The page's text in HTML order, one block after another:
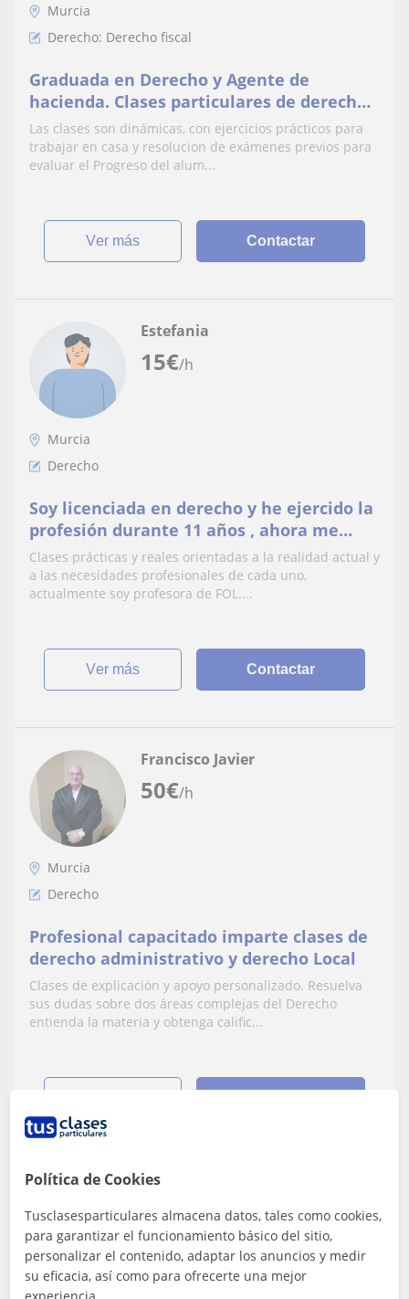
Murcia
Derecho: Derecho fiscal
Graduada en Derecho y Agente de
hacienda. Clases particulares de derecho
de todas las ramas. También claseD para
opositores
Las clases son dinámicas, con ejercicios prácticos para
trabajar en casa y resolucion de exámenes previos para
evaluar el Progreso del alum...
ver más Contactar
15€/h
Estefania
Murcia
Derecho
Soy licenciada en derecho y he ejercido la
profesión durante 11 años , ahora me
dedico a la docencia
Clases prácticas y reales orientadas a la realidad actual y
a las necesidades profesionales de cada uno,
actualmente soy profesora de FOL....
ver más Contactar
50€/h
Francisco Javier
Murcia
Derecho
Profesional capacitado imparte clases de
derecho administrativo y derecho Local
Clases de explicación y apoyo personalizado. Resuelva
sus dudas sobre dos áreas complejas del Derecho
entienda la materia y obtenga calific...
15€/h 1ª clase gratis
Carmen
★ 5,0 (1 valoraciones)
Política de Cookies
Tusclasesparticulares almacena datos, tales como cookies,
para garantizar el funcionamiento básico del sitio,
personalizar el contenido, adaptar los anuncios y medir
su eficacia, así como para ofrecerte una mejor
experiencia.